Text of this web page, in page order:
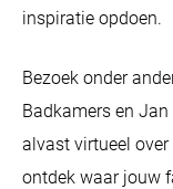
inspiratie opdoen.
Bezoek onder
Badkamers en
alvast virtueel
ontdek waar jouw